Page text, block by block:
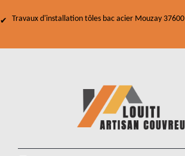
Travaux d'installation tôles bac acier Mouzay 37600